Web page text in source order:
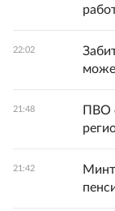
22:02
21:48
ПВО
21:42